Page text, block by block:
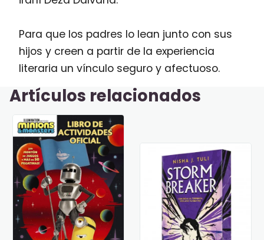
Para que los padres lo lean junto con sus
hijos y creen a partir de la experiencia
literaria un vínculo seguro y afectuoso.
Artículos relacionados